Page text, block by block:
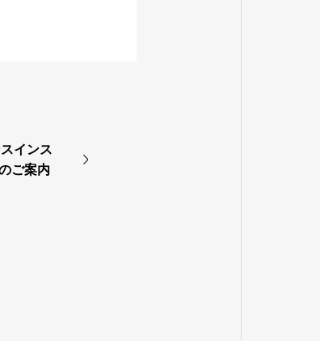
インス
ご案内